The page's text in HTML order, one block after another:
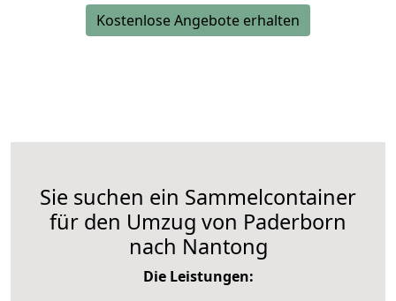
Kostenlose Angebote erhalten
Sie suchen ein Sammelcontainer
für den Umzug von Paderborn
nach Nantong
Die Leistungen: